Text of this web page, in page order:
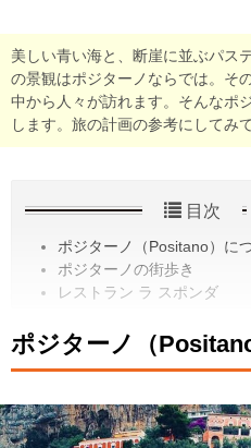
美しい青い海と、断崖に並ぶパス
の景観はポジターノならでは。そ
中から人々が訪れます。そんなポ
します。旅の計画の参考にしてみ
目次
ポジターノ（Positano）に
ポジターノの街歩き
レストラン ラ スポンダ
ポジターノ（